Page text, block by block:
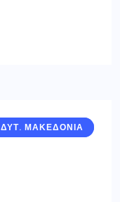
ΓΡΕΒΕΝΑ
ΔΥΤ. ΜΑΚΕΔΟΝΙΑ